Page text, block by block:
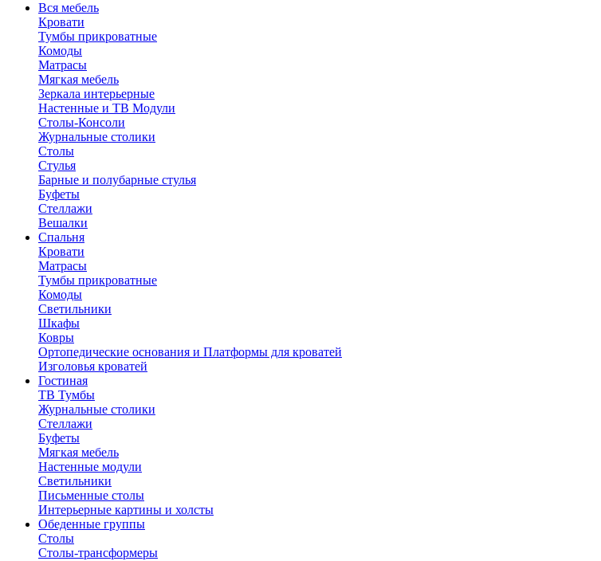
Вся мебель
Кровати
Тумбы прикроватные
Комоды
Матрасы
Мягкая мебель
Зеркала интерьерные
Настенные и ТВ Модули
Столы-Консоли
Журнальные столики
Столы
Стулья
Барные и полубарные стулья
Буфеты
Стеллажи
Вешалки
Cпальня
Кровати
Матрасы
Тумбы прикроватные
Комоды
Светильники
Шкафы
Ковры
Ортопедические основания и Платформы для кроватей
Изголовья кроватей
Гостиная
ТВ Тумбы
Журнальные столики
Стеллажи
Буфеты
Мягкая мебель
Настенные модули
Светильники
Письменные столы
Интерьерные картины и холсты
Обеденные группы
Столы
Столы-трансформеры